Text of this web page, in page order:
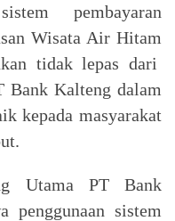
pembayaran
Wisata Air Hitam
tidak lepas dari
Bank Kalteng dalam
kepada masyarakat
Utama PT Bank
penggunaan sistem